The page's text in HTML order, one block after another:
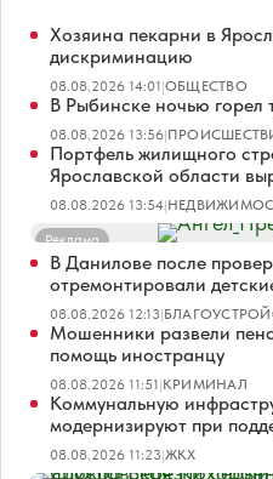
Хозяина пекарни в
дискриминацию
08.08.2026 14:01|ОБЩЕСТВО
В Рыбинске ночью горел
08.08.2026 13:56|
Портфель жилищного
Ярославской области
08.08.2026 13:54|
Реклама
В Данилове после
отремонтировали
08.08.2026 12:13|
Мошенники развели
помощь иностранцу
08.08.2026 11:51|КРИМИНАЛ
Коммунальную
модернизируют при
08.08.2026 11:23|ЖКХ